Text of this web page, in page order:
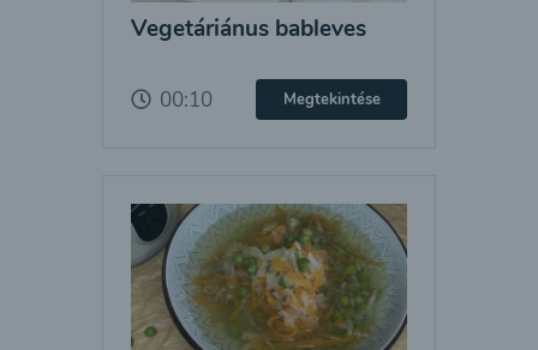
Vegetáriánus bableves
00:10 Megtekintése